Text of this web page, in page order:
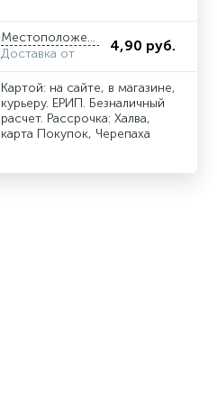
Местоположение
Доставка от
4,90 руб.
Картой: на сайте, в магазине,
курьеру. ЕРИП. Безналичный
расчет. Рассрочка: Халва,
карта Покупок, Черепаха